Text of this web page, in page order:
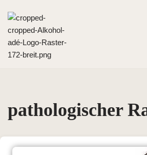
Zum
Inhalt
springen
pathologischer